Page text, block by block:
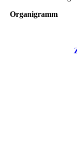
Organigramm